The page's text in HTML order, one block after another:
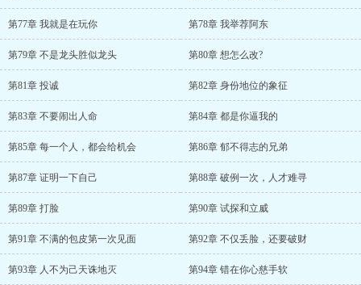
第77章 我就是在玩你 第78章 我举荐阿东
第79章 不是龙头胜似龙头 第80章 想怎么改?
第81章 投诚 第82章 身份地位的象征
第83章 不要闹出人命 第84章 都是你逼我的
第85章 每一个人，都会给机会 第86章 郁不得志的兄弟
第87章 证明一下自己 第88章 破例一次，人才难寻
第89章 打脸 第90章 试探和立威
第91章 不满的包皮第一次见面 第92章 不仅丢脸，还要破财
第93章 人不为己天诛地灭 第94章 错在你心慈手软